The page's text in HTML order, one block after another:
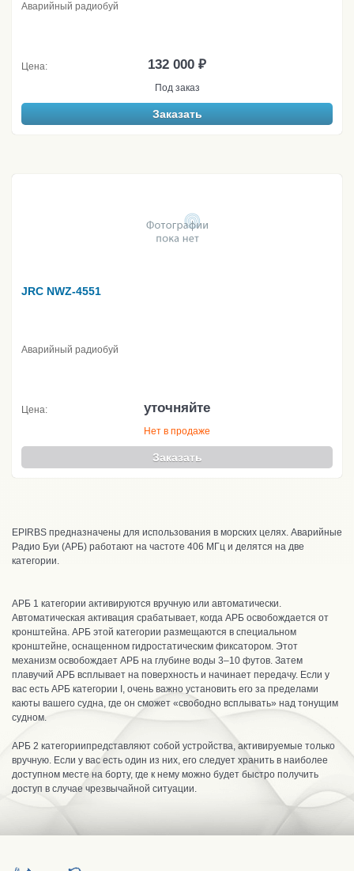
Аварийный радиобуй
Цена: 132 000 ₽
Под заказ
Заказать
JRC NWZ-4551
Аварийный радиобуй
Цена: уточняйте
Нет в продаже
Заказать
EPIRBS предназначены для использования в морских целях. Аварийные
Радио Буи (АРБ) работают на частоте 406 МГц и делятся на две
категории.
АРБ 1 категории активируются вручную или автоматически.
Автоматическая активация срабатывает, когда АРБ освобождается от
кронштейна. АРБ этой категории размещаются в специальном
кронштейне, оснащенном гидростатическим фиксатором. Этот
механизм освобождает АРБ на глубине воды 3–10 футов. Затем
плавучий АРБ всплывает на поверхность и начинает передачу. Если у
вас есть АРБ категории I, очень важно установить его за пределами
каюты вашего судна, где он сможет «свободно всплывать» над тонущим
судном.
АРБ 2 категориипредставляют собой устройства, активируемые только
вручную. Если у вас есть один из них, его следует хранить в наиболее
доступном месте на борту, где к нему можно будет быстро получить
доступ в случае чрезвычайной ситуации.